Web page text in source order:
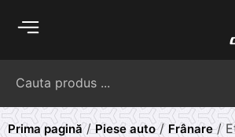
Prima pagină/Piese auto/ Frânare/